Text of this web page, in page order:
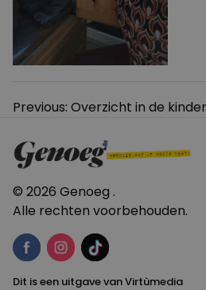
Bericht
Previous: Overzicht in de
© 2026 Genoeg .
Alle rechten voorbehouden.
Dit is een uitgave van Virtùmedia